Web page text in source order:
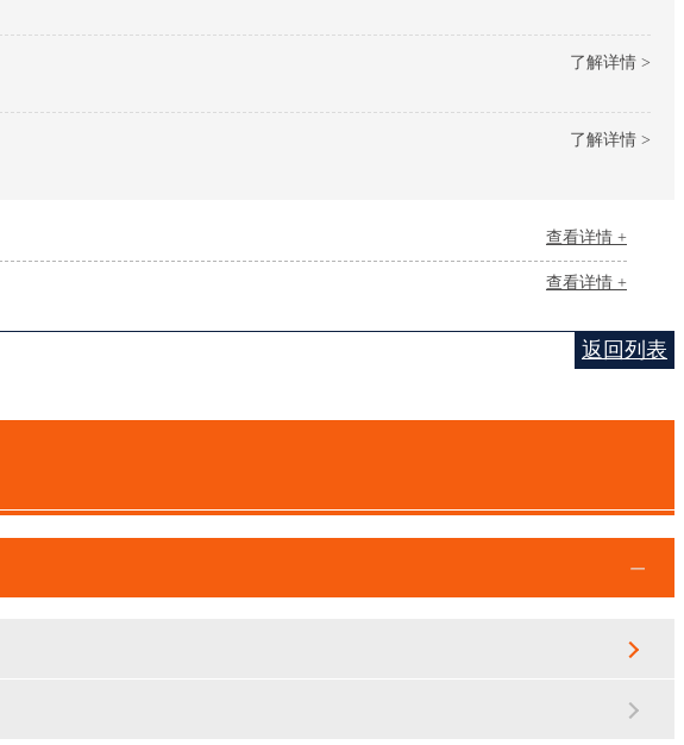
了解详情 >
了解详情 >
查看详情 +
查看详情 +
返回列表